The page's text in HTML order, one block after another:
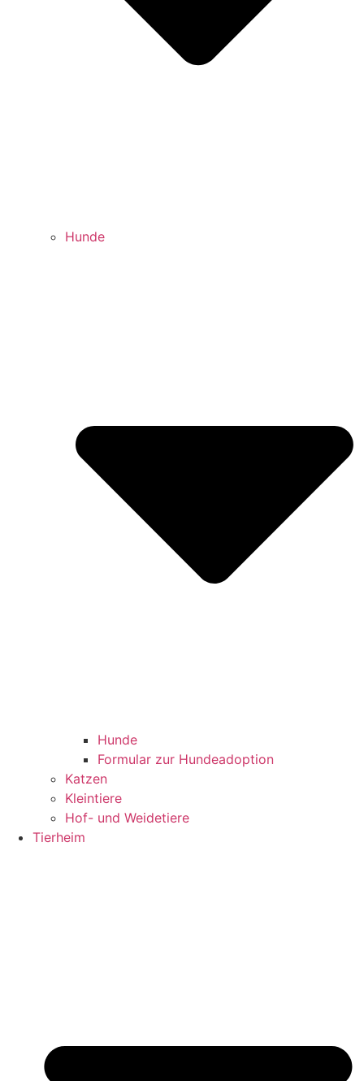
Hunde
Hunde
Formular zur Hundeadoption
Katzen
Kleintiere
Hof- und Weidetiere
Tierheim